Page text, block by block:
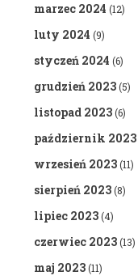
marzec 2024 (12)
luty 2024 (9)
styczeń 2024 (6)
grudzień 2023(5)
listopad 2023(6)
październik 2023
wrzesień 2023(11)
sierpień 2023(8)
lipiec 2023(4)
czerwiec 2023(13)
maj 2023(11)